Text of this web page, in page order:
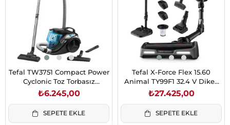
Tefal TW3751 Compact Power
Cyclonic Toz Torbasız
Elektrikli Süpürge - Mavi
₺6.245,00
SEPETE EKLE
Tefal X-Force Flex 15.60
Animal TY99F1 32.4 V Dikey
Şarjlı Süpürge
₺27.425,00
SEPETE EKLE